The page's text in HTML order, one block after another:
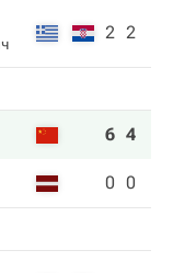
2 2
6 4
0 0